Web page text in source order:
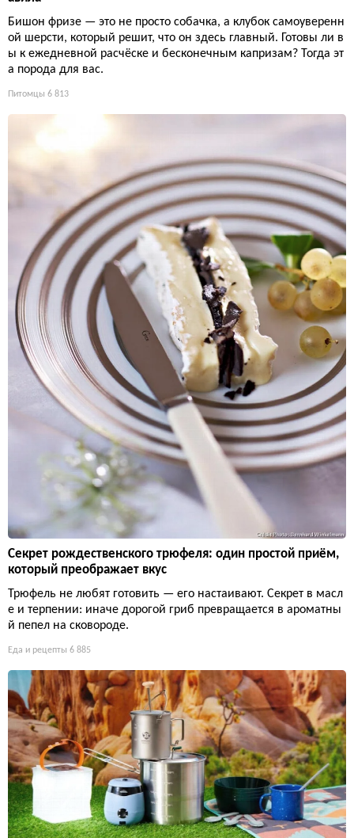
Бишон фризе — это не просто собачка, а клубок самоуверенн
ой шерсти, который решит, что он здесь главный. Готовы ли в
ы к ежедневной расчёске и бесконечным капризам? Тогда эт
а порода для вас.
Питомцы 6 813
Секрет рождественского трюфеля: один простой приём,
который преображает вкус
Трюфель не любят готовить — его настаивают. Секрет в масл
е и терпении: иначе дорогой гриб превращается в ароматны
й пепел на сковороде.
Еда и рецепты 6 885